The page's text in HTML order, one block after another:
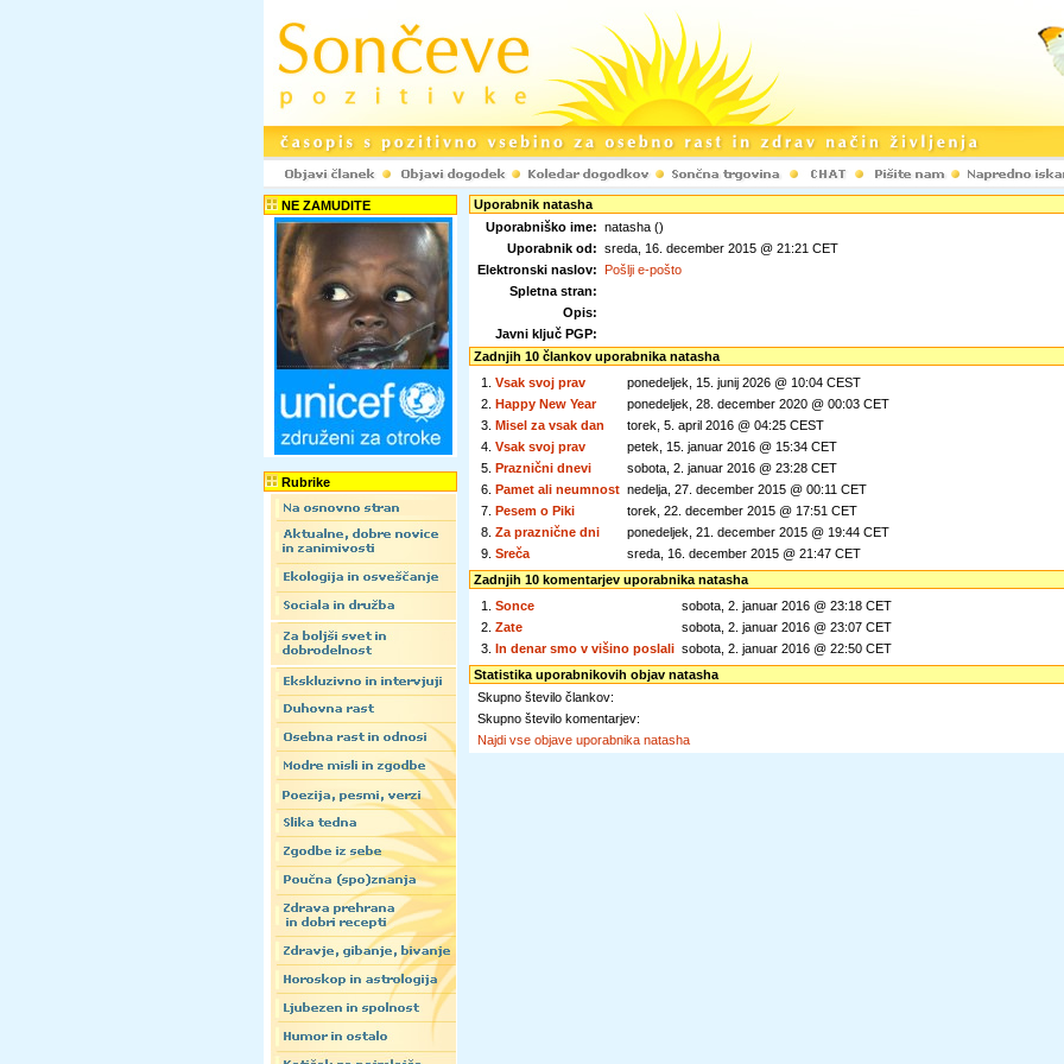
NE ZAMUDITE
Rubrike
Uporabnik natasha
Uporabniško ime: natasha ()
Uporabnik od: sreda, 16. december 2015 @ 21:21 CET
Elektronski naslov: Pošlji e-pošto
Spletna stran:
Opis:
Javni ključ PGP:
Zadnjih 10 člankov uporabnika natasha
1. Vsak svoj prav
ponedeljek, 15. junij 2026 @ 10:04 CEST
2. Happy New Year
ponedeljek, 28. december 2020 @ 00:03 CET
3. Misel za vsak dan
torek, 5. april 2016 @ 04:25 CEST
4. Vsak svoj prav
petek, 15. januar 2016 @ 15:34 CET
5. Praznični dnevi
sobota, 2. januar 2016 @ 23:28 CET
6. Pamet ali neumnost nedelja, 27. december 2015 @ 00:11 CET
7. Pesem o Piki
torek, 22. december 2015 @ 17:51 CET
8. Za praznične dni
ponedeljek, 21. december 2015 @ 19:44 CET
9. Sreča
sreda, 16. december 2015 @ 21:47 CET
Zadnjih 10 komentarjev uporabnika natasha
1. Sonce
sobota, 2. januar 2016 @ 23:18 CET
2. Zate
sobota, 2. januar 2016 @ 23:07 CET
3. In denar smo v višino poslali sobota, 2. januar 2016 @ 22:50 CET
Statistika uporabnikovih objav natasha
Skupno število člankov:
Skupno število komentarjev:
Najdi vse objave uporabnika natasha